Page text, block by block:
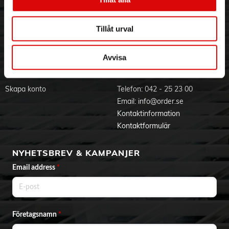
Tillåt urval
Avvisa
Visselblåsning
Varumärken
Godsefterlysning & Felleverans
Om cookies
BLI KUND
Skapa konto
KONTAKTA OSS
Telefon: 042 - 25 23 00
Email: info@order.se
Kontaktinformation
Kontaktformulär
NYHETSBREV & KAMPANJER
Email address *
Företagsnamn*